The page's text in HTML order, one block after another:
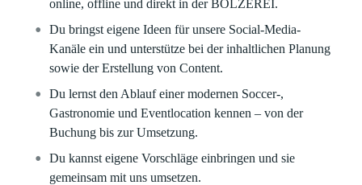
online, offline und direkt in der BOLZEREI.
Du bringst eigene Ideen für unsere Social-Media-
Kanäle ein und unterstütze bei der inhaltlichen Planung
sowie der Erstellung von Content.
Du lernst den Ablauf einer modernen Soccer-,
Gastronomie und Eventlocation kennen – von der
Buchung bis zur Umsetzung.
Du kannst eigene Vorschläge einbringen und sie
gemeinsam mit uns umsetzen.